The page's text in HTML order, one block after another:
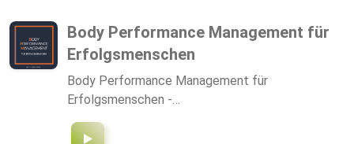
Body Performance Management für
Erfolgsmenschen
Body Performance Management für
Erfolgsmenschen -…